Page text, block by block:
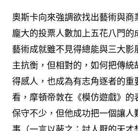
奧斯卡向來強調欲找出藝術與商
龐大的投票人數加上五花八門的
藝術成就雖不見得總能與三大影
主抗衡，但相對的，如何把傳統
得感人，也成為有志角逐者的重
看，摩頓帝敦在《模仿遊戲》的
保守不少，但他成功把一個讓人